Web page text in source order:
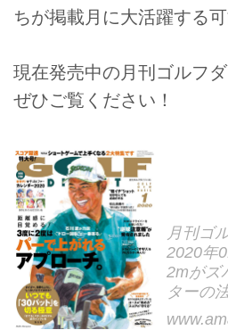
ちが掲載月に大活躍する
現在発売中の月刊ゴルフ
ぜひご覧ください！
月刊ゴ
2020年
2mがズ
ターの